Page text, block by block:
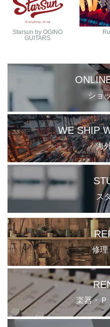
Starsun by OGINO
GUITARS
ショ
WE SHIP
海
ス
修理
楽器・Ｐ